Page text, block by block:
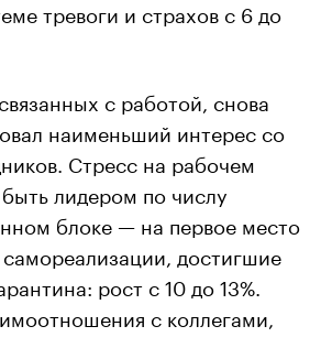
тревоги и страхов с 6 до
с работой, снова
наименьший интерес со
Стресс на рабочем
лидером по числу
блоке — на первое место
достигшие
рост с 10 до 13%.
с коллегами,